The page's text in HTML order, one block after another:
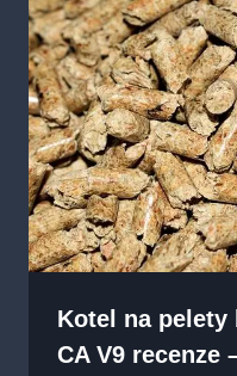
Kotel na
CA V9 recenze